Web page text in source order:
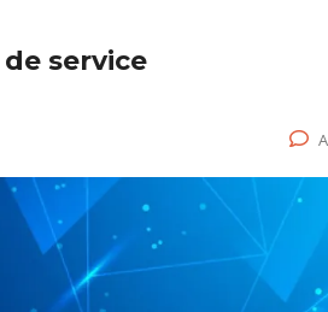
service